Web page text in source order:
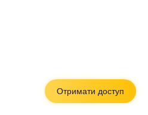
Отримати доступ